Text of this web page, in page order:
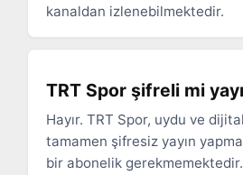
kanaldan izlenebilmektedir.
TRT Spor şifreli mi
Hayır. TRT Spor, uydu ve
tamamen şifresiz yayın
bir abonelik gerekmemektedir.